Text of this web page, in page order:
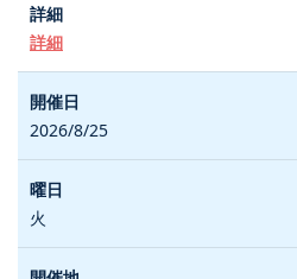
詳細
2026/8/25
火